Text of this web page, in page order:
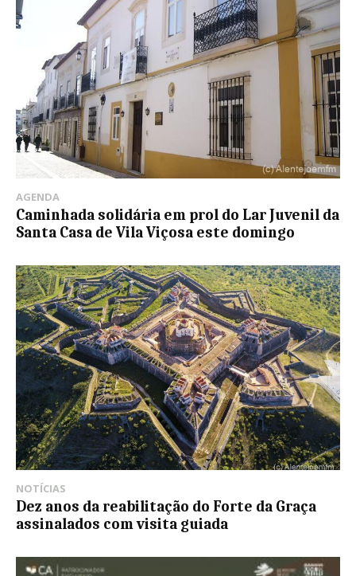
AGENDA
Caminhada solidária em prol do Lar Juvenil da
Santa Casa de Vila Viçosa este domingo
NOTÍCIAS
Dez anos da reabilitação do Forte da Graça
assinalados com visita guiada